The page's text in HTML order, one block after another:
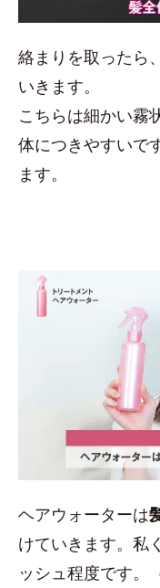
絡まりを取ったら
いきます。
こちらは細かい霧
体につきやすいで
ます。
ヘアウォーターは
けていきます。私
ッシュ程度です